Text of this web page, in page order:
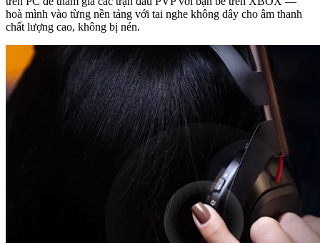
hoà mình vào từng nền tảng với tai nghe không dây cho âm thanh
chất lượng cao, không bị nén.